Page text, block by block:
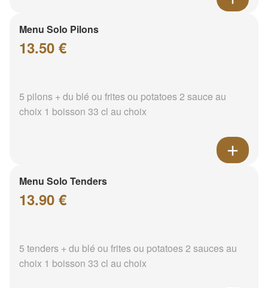
Menu Solo Pilons
13.50 €
5 pilons + du blé ou frites ou potatoes 2 sauce au
choix 1 boisson 33 cl au choix
Menu Solo Tenders
13.90 €
5 tenders + du blé ou frites ou potatoes 2 sauces au
choix 1 boisson 33 cl au choix